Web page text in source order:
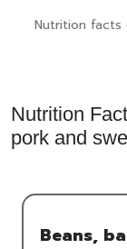
Nutrition
Nutrition
pork and
Beans,